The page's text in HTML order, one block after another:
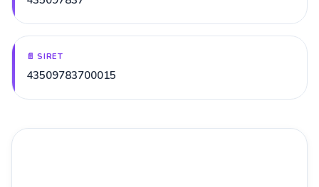
📄 SIRET
43509783700015